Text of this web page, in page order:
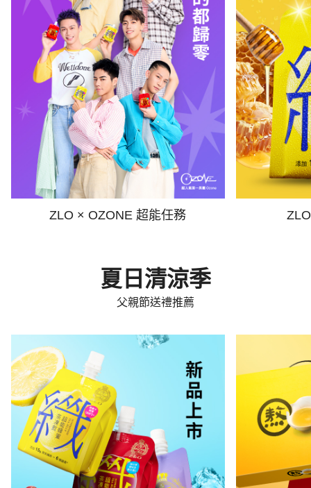
ZLO × OZONE 超能任務
夏日清涼季
父親節送禮推薦